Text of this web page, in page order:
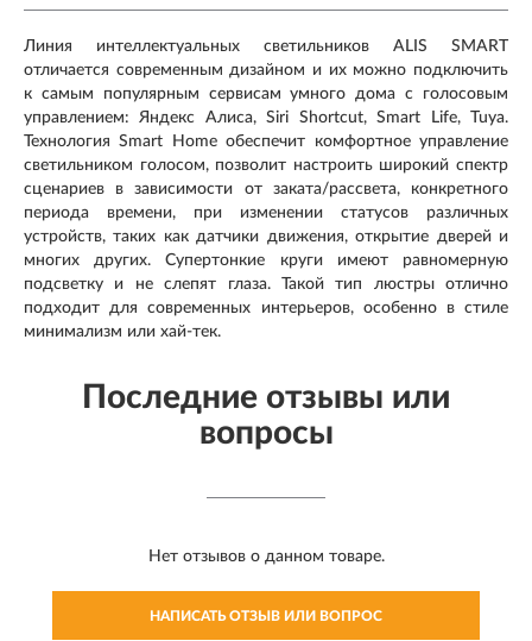
Линия интеллектуальных светильников ALIS SMART
отличается современным дизайном и их можно подключить
к самым популярным сервисам умного дома с голосовым
управлением: Яндекс Алиса, Siri Shortcut, Smart Life, Tuya.
Технология Smart Home обеспечит комфортное управление
светильником голосом, позволит настроить широкий спектр
сценариев в зависимости от заката/рассвета, конкретного
периода времени, при изменении статусов различных
устройств, таких как датчики движения, открытие дверей и
многих других. Супертонкие круги имеют равномерную
подсветку и не слепят глаза. Такой тип люстры отлично
подходит для современных интерьеров, особенно в стиле
минимализм или хай-тек.
Последние отзывы или
вопросы
Нет отзывов о данном товаре.
НАПИСАТЬ ОТЗЫВ ИЛИ ВОПРОС